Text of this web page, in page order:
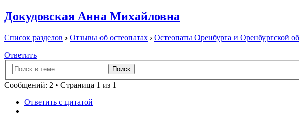
Докудовская Анна Михайловна
Список разделов › Отзывы об остеопатах › Остеопаты Оренбурга и Оренбургской
Ответить
Сообщений: 2 • Страница 1 из 1
Ответить с цитатой
−